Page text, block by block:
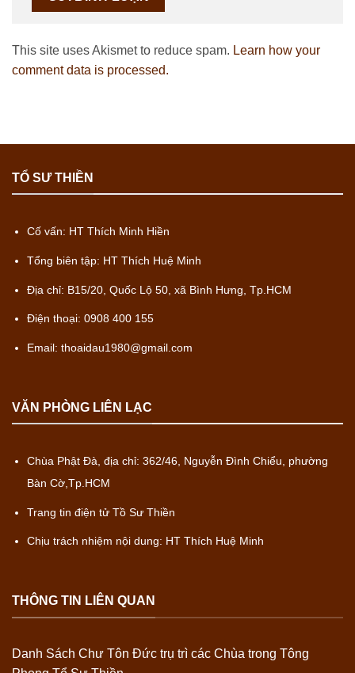
This site uses Akismet to reduce spam. Learn how your
comment data is processed.
TỔ SƯ THIỀN
Cố vấn: HT Thích Minh Hiền
Tổng biên tập: HT Thích Huệ Minh
Địa chỉ: B15/20, Quốc Lộ 50, xã Bình Hưng, Tp.HCM
Điện thoại: 0908 400 155
Email: thoaidau1980@gmail.com
VĂN PHÒNG LIÊN LẠC
Chùa Phật Đà, địa chỉ: 362/46, Nguyễn Đình Chiểu, phường
Bàn Cờ,Tp.HCM
Trang tin điện tử Tồ Sư Thiền
Chịu trách nhiệm nội dung: HT Thích Huệ Minh
THÔNG TIN LIÊN QUAN
Danh Sách Chư Tôn Đức trụ trì các Chùa trong Tông